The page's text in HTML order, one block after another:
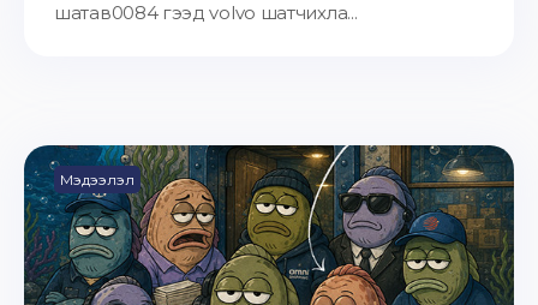
шатав0084 гээд volvo шатчихла...
Мэдээлэл